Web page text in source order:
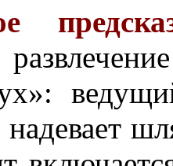
надевает